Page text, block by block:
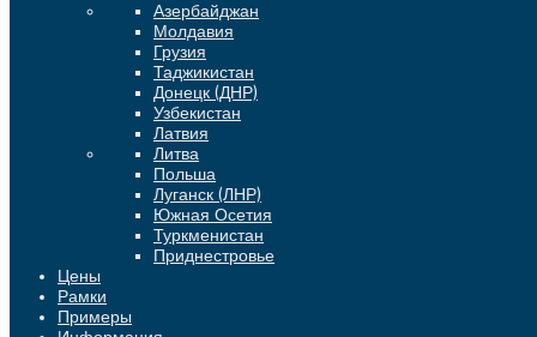
Азербайджан
Молдавия
Грузия
Таджикистан
Донецк (ДНР)
Узбекистан
Латвия
Литва
Польша
Луганск (ЛНР)
Южная Осетия
Туркменистан
Приднестровье
Цены
Рамки
Примеры